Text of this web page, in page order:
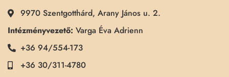
9970 Szentgotthárd, Arany János u. 2.
Intézményvezető: Varga Éva Adrienn
+36 94/554-173
+36 30/311-4780